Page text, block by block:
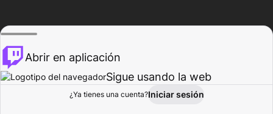
Explorar Actividad
Abrir en aplicación
Sigue usando la web
¿Ya tienes una cuenta?Iniciar sesión